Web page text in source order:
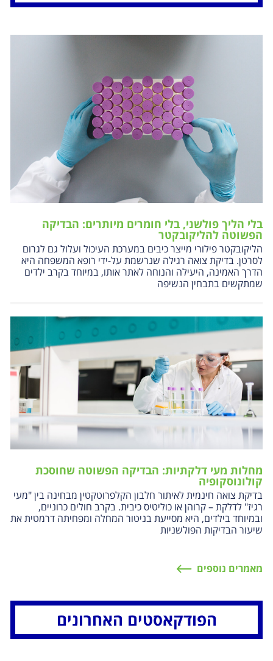
בלי הליך פולשני, בלי חומרים מיותרים: הבדיקה
הפשוטה להליקובקטר
הליקובקטר פילורי מייצר כיבים במערכת העיכול ועלול גם לגרום
לסרטן. בדיקת צואה רגילה שנרשמת על-ידי רופא המשפחה היא
הדרך האמינה, היעילה והנוחה לאתר אותו, במיוחד בקרב ילדים
שמתקשים בתבחין הנשיפה
מחלות מעי דלקתיות: הבדיקה הפשוטה שחוסכת
קולונוסקופיה
בדיקת צואה חינמית לאיתור חלבון הקלפרוטקטין מבחינה בין "מעי
רגיז" לדלקת – קרוהן או כוליטיס כיבית. בקרב חולים כרוניים,
ובמיוחד בילדים, היא מסייעת בניטור המחלה ומפחיתה דרמטית את
שיעור הבדיקות הפולשניות
מאמרים נוספים
הפודקאסטים האחרונים